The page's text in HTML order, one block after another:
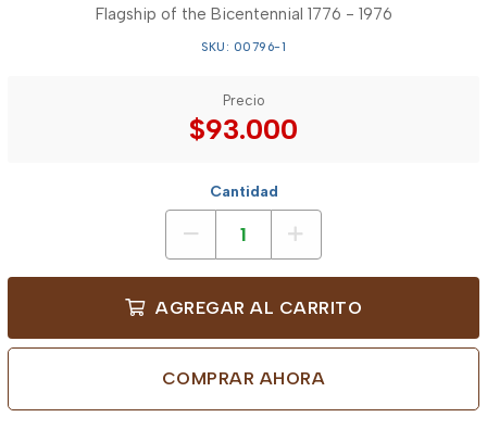
Flagship of the Bicentennial 1776 - 1976
SKU: 00796-1
Precio
$93.000
Cantidad
AGREGAR AL CARRITO
COMPRAR AHORA